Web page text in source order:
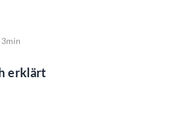
3min
erklärt